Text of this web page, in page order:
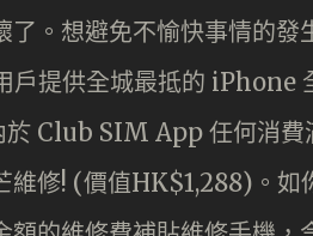
了。想避免不愉快事情的
戶提供全城最抵的 iPhone
於 Club SIM App 任何消
維修! (價值HK$1,288)。如